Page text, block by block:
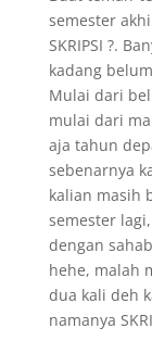
semester
SKRIPSI ?.
kadang
Mulai dari
mulai dari
aja tahun
sebenarnya
kalian masih
semester
dengan
hehe, malah
dua kali deh
namanya